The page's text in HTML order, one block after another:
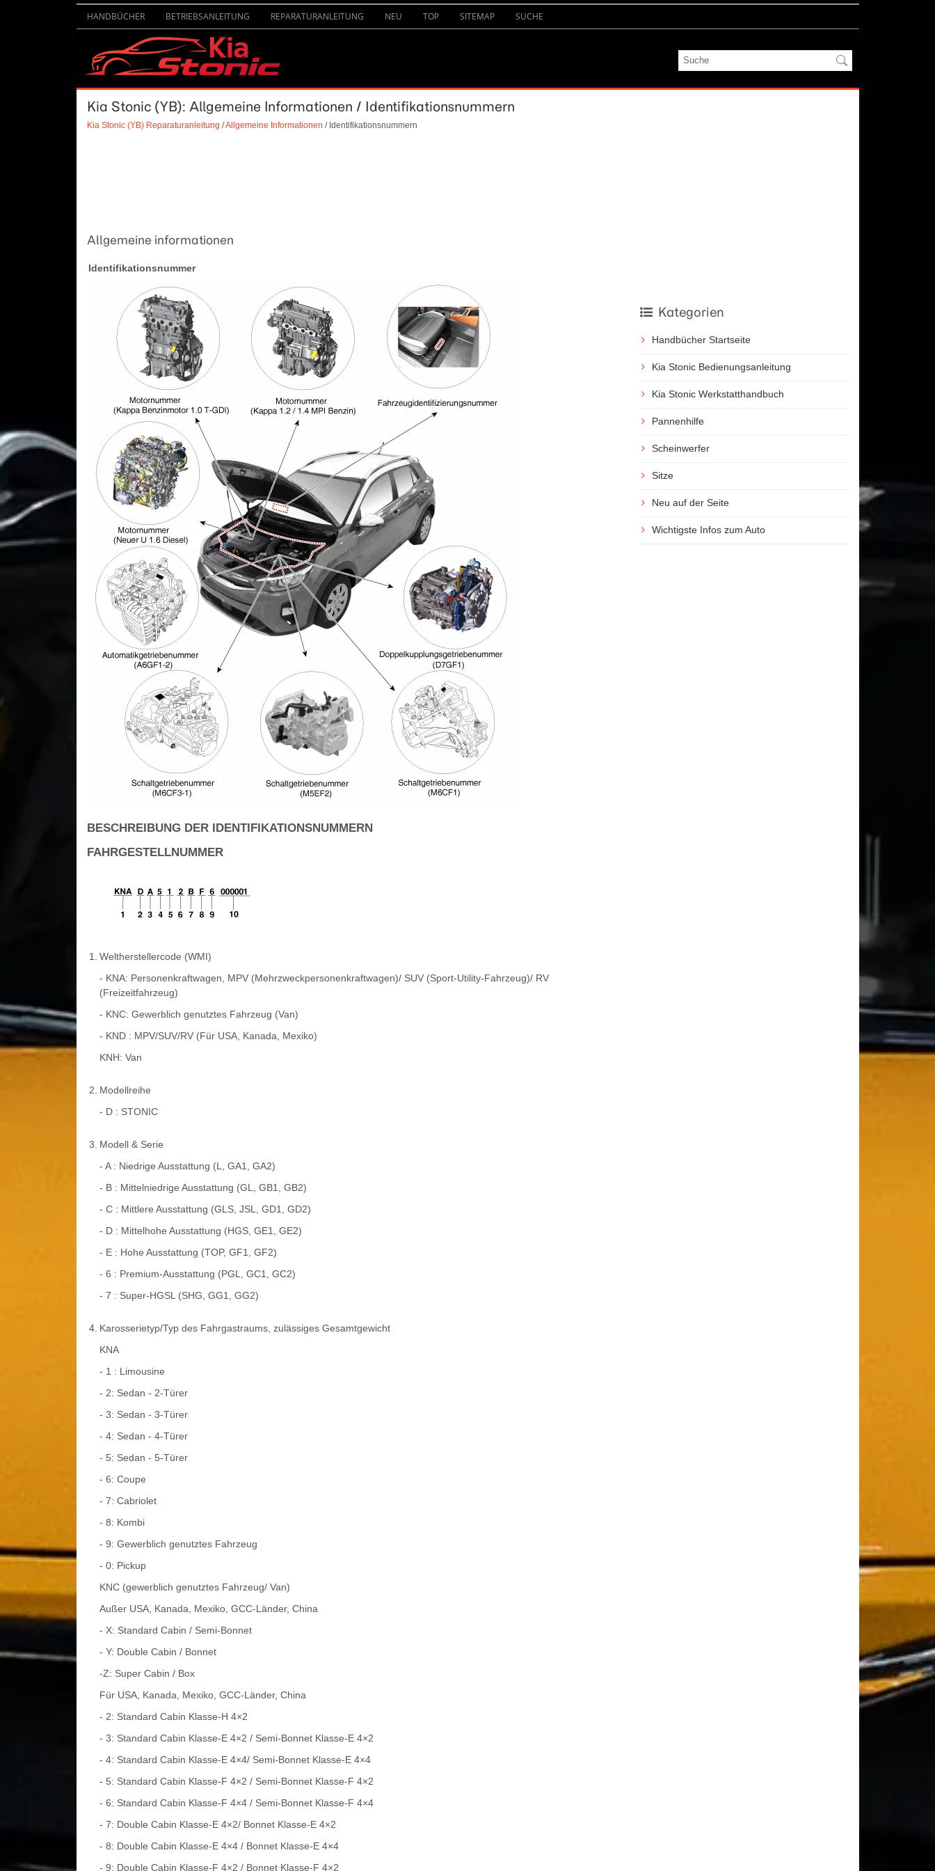
HANDBÜCHER BETRIEBSANLEITUNG REPARATURANLEITUNG NEU TOP SITEMAP SUCHE
Kia Stonic (YB): Allgemeine Informationen / Identifikationsnummern
Kia Stonic (YB) Reparaturanleitung /Allgemeine Informationen / Identifikationsnummern
Allgemeine informationen
Identifikationsnummer
BESCHREIBUNG DER IDENTIFIKATIONSNUMMERN
FAHRGESTELLNUMMER
1.
Weltherstellercode (WMI)
- KNA: Personenkraftwagen, MPV (Mehrzweckpersonenkraftwagen)/ SUV (Sport-Utility-Fahrzeug)/ RV
(Freizeitfahrzeug)
- KNC: Gewerblich genutztes Fahrzeug (Van)
- KND : MPV/SUV/RV (Für USA, Kanada, Mexiko)
KNH: Van
2. Modellreihe
- D : STONIC
3. Modell & Serie
- A : Niedrige Ausstattung (L, GA1, GA2)
- B : Mittelniedrige Ausstattung (GL, GB1, GB2)
- C : Mittlere Ausstattung (GLS, JSL, GD1, GD2)
- D : Mittelhohe Ausstattung (HGS, GE1, GE2)
- E : Hohe Ausstattung (TOP, GF1, GF2)
- 6 : Premium-Ausstattung (PGL, GC1, GC2)
- 7 : Super-HGSL (SHG, GG1, GG2)
4. Karosserietyp/Typ des Fahrgastraums, zulässiges Gesamtgewicht
KNA
- 1 : Limousine
- 2: Sedan - 2-Türer
- 3: Sedan - 3-Türer
- 4: Sedan - 4-Türer
- 5: Sedan - 5-Türer
- 6: Coupe
- 7: Cabriolet
- 8: Kombi
- 9: Gewerblich genutztes Fahrzeug
- 0: Pickup
KNC (gewerblich genutztes Fahrzeug/ Van)
Außer USA, Kanada, Mexiko, GCC-Länder, China
- X: Standard Cabin / Semi-Bonnet
- Y: Double Cabin / Bonnet
-Z: Super Cabin / Box
Für USA, Kanada, Mexiko, GCC-Länder, China
- 2: Standard Cabin Klasse-H 4×2
- 3: Standard Cabin Klasse-E 4×2 / Semi-Bonnet Klasse-E 4×2
- 4: Standard Cabin Klasse-E 4×4/ Semi-Bonnet Klasse-E 4×4
- 5: Standard Cabin Klasse-F 4×2 / Semi-Bonnet Klasse-F 4×2
- 6: Standard Cabin Klasse-F 4×4 / Semi-Bonnet Klasse-F 4×4
- 7: Double Cabin Klasse-E 4×2/ Bonnet Klasse-E 4×2
- 8: Double Cabin Klasse-E 4×4 / Bonnet Klasse-E 4×4
- 9: Double Cabin Klasse-F 4×2 / Bonnet Klasse-F 4×2
Kategorien
Handbücher Startseite
Kia Stonic Bedienungsanleitung
Kia Stonic Werkstatthandbuch
Pannenhilfe
Scheinwerfer
Sitze
Neu auf der Seite
Wichtigste Infos zum Auto